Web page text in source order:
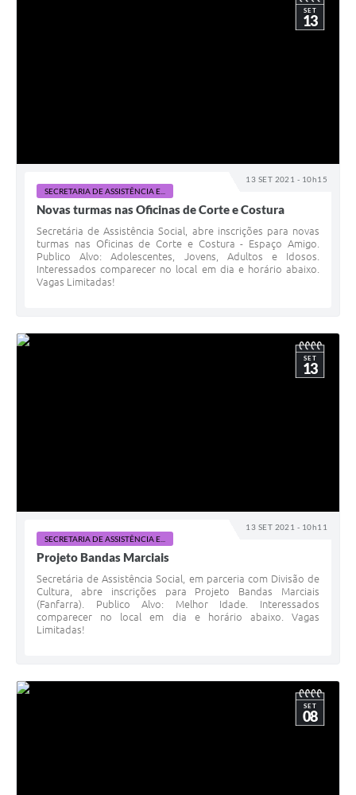
13 SET 2021 - 10h15
SET
13
SECRETARIA DE ASSISTÊNCIA E...
Novas turmas nas Oficinas de Corte e Costura
Secretária de Assistência Social, abre inscrições para novas
turmas nas Oficinas de Corte e Costura - Espaço Amigo.
Publico Alvo: Adolescentes, Jovens, Adultos e Idosos.
Interessados comparecer no local em dia e horário abaixo.
Vagas Limitadas!
13 SET 2021 - 10h11
SET
13
SECRETARIA DE ASSISTÊNCIA E...
Projeto Bandas Marciais
Secretária de Assistência Social, em parceria com Divisão de
Cultura, abre inscrições para Projeto Bandas Marciais
(Fanfarra). Publico Alvo: Melhor Idade. Interessados
comparecer no local em dia e horário abaixo. Vagas
Limitadas!
SET
08